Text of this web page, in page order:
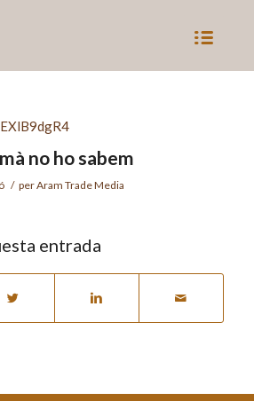
no ho sabem
/ perAram Trade Media
entrada